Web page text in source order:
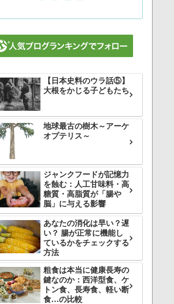
【日本史料のウラ話⑤】
大根をかじる子どもたち
地球最古の樹木～アーケ
オプテリス～
ジャンクフードが記憶力
を蝕む：人工甘味料・高
糖質・高脂質が「腸や
脳」に与える影響
あなたの消化は早い？遅
い？ 腸が正常に機能し
ているかをチェックする
方法
粗食は本当に健康長寿の
鍵なのか：西洋型食、ケ
トン食、長寿食、軽い断
食…の比較